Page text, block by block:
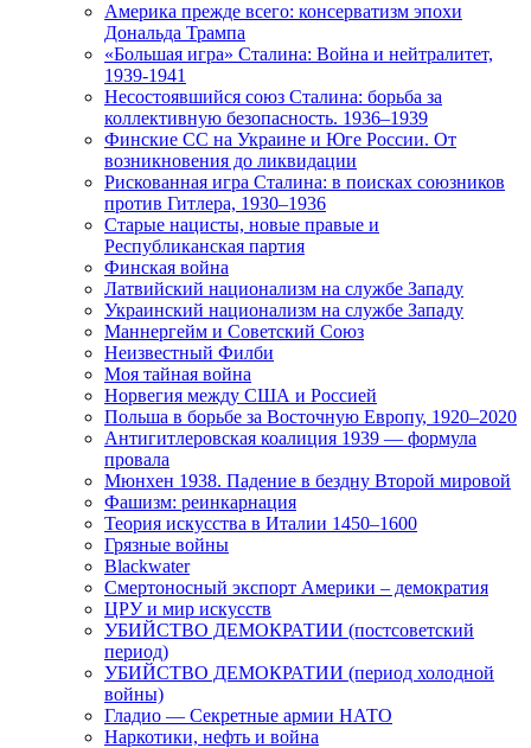
Америка прежде всего: консерватизм эпохи
Дональда Трампа
«Большая игра» Сталина: Война и нейтралитет,
1939-1941
Несостоявшийся союз Сталина: борьба за
коллективную безопасность. 1936–1939
Финские СС на Украине и Юге России. От
возникновения до ликвидации
Рискованная игра Сталина: в поисках союзников
против Гитлера, 1930–1936
Старые нацисты, новые правые и
Республиканская партия
Финская война
Латвийский национализм на службе Западу
Украинский национализм на службе Западу
Маннергейм и Советский Союз
Неизвестный Филби
Моя тайная война
Норвегия между США и Россией
Польша в борьбе за Восточную Европу, 1920–2020
Антигитлеровская коалиция 1939 — формула
провала
Мюнхен 1938. Падение в бездну Второй мировой
Фашизм: реинкарнация
Теория искусства в Италии 1450–1600
Грязные войны
Blackwater
Смертоносный экспорт Америки – демократия
ЦРУ и мир искусств
УБИЙСТВО ДЕМОКРАТИИ (постсоветский
период)
УБИЙСТВО ДЕМОКРАТИИ (период холодной
войны)
Гладио — Секретные армии НАТО
Наркотики, нефть и война